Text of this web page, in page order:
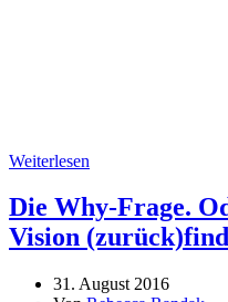
Weiterlesen
Die Why-Frage.
Vision
31. August 2016